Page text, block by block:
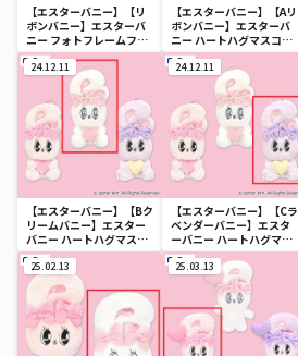
【エスターバニー】【リ
ボンバニー】エスターバ
ニー フォトフレームフィ
ギュア
【エスターバニー】【Aリ
ボンバニー】エスターバ
ニー ハートハグマスコッ
ト
24.12.11
【エスターバニー】【Bク
リームバニー】エスター
バニー ハートハグマスコ
ット
24.12.11
【エスターバニー】【Cラ
ベンダーバニー】エスタ
ーバニー ハートハグマス
コット
25.02.13 25.03.13